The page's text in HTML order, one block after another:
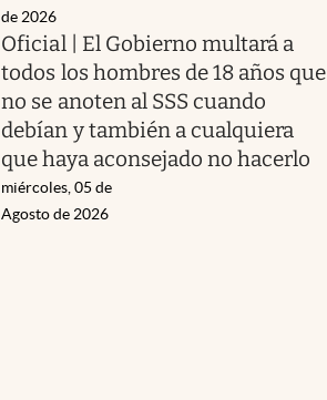
de 2026
Oficial | El Gobierno multará a
todos los hombres de 18 años que
no se anoten al SSS cuando
debían y también a cualquiera
que haya aconsejado no hacerlo
miércoles, 05 de
Agosto de 2026